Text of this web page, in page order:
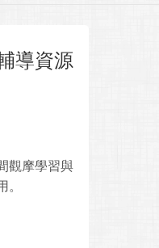
導資源
觀摩學習與